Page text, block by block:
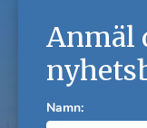
Anmäl
Namn: